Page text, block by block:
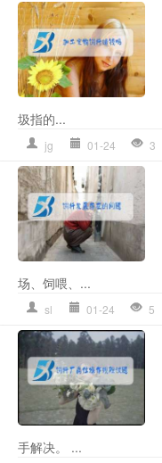
圾指的...
jg 01-24 3
场、饲喂、...
sl 01-24 5
手解决。 ...